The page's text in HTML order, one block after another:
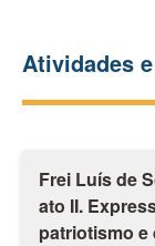
Atividades
Frei Luís de
ato II.
patriotismo e